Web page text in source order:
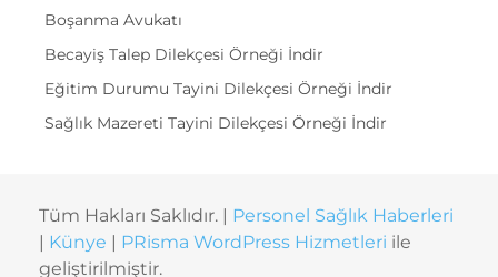
Boşanma Avukatı
Becayiş Talep Dilekçesi Örneği İndir
Eğitim Durumu Tayini Dilekçesi Örneği İndir
Sağlık Mazereti Tayini Dilekçesi Örneği İndir
Tüm Hakları Saklıdır. | Personel Sağlık Haberleri
| Künye | PRisma WordPress Hizmetleri ile
geliştirilmiştir.